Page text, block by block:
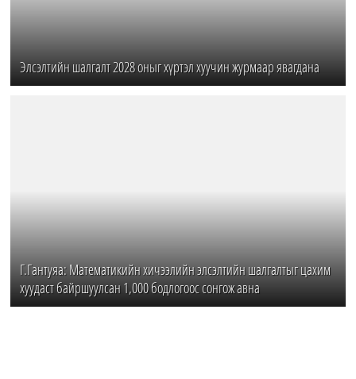
Элсэлтийн шалгалт 2028 оныг хүртэл хуучин журмаар явагдана
Г.Гантуяа: Математикийн хичээлийн элсэлтийн шалгалтыг цахим
хуудаст байршуулсан 1,000 бодлогоос сонгож авна